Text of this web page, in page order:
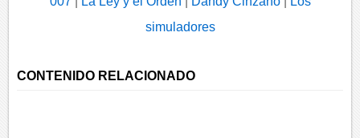
simuladores
CONTENIDO RELACIONADO